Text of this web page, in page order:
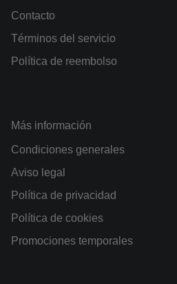
Contacto
Términos del servicio
Política de reembolso
Más información
Condiciones generales
Aviso legal
Política de privacidad
Política de cookies
Promociones temporales